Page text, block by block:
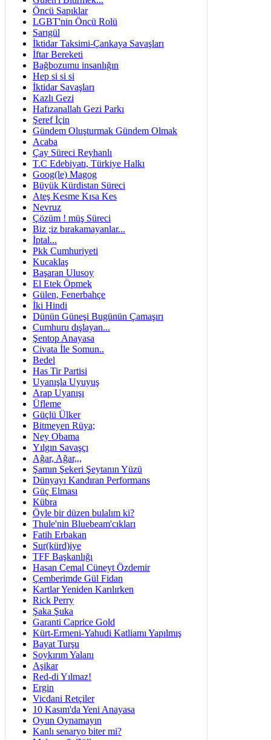
Öncü Sapıklar
LGBT'nin Öncü Rolü
Sarıgül
İktidar Taksimi-Çankaya Savaşları
İftar Bereketi
Bağbozumu insanlığın
Hep si si si
İktidar Savaşları
Kazlı Gezi
Hafızanallah Gezi Parkı
Şeref İçin
Gündem Oluşturmak Gündem Olmak
Acaba
Çay Süreci Reyhanlı
T.C Edebiyatı, Türkiye Halkı
Goog(le) Magog
Büyük Kürdistan Süreci
Ateş Kesme Kısa Kes
Nevruz
Çözüm ! müş Süreci
Biz ;iz bırakamayanlar...
İptal...
Pkk Cumhuriyeti
Kucaklaş
Başaran Ulusoy
El Etek Öpmek
Gülen, Fenerbahçe
İki Hindi
Dünün Güneşi Bugünün Çamaşırı
Cumhuru dışlayan...
Şentop Anayasa
Civata İle Somun..
Bedel
Has Tir Partisi
Uyanışla Uyuyuş
Arap Uyanışı
Üfleme
Güçlü Ülker
Bitmeyen Rüya;
Ney Obama
Yılgın Savaşçı
Ağar, Ağar,,,
Şamın Şekeri Şeytanın Yüzü
Dünyayı Kandıran Performans
Güç Elması
Kübra
Öyle bir düzen bulalım ki?
Thule'nin Bluebeam'cıkları
Fatih Erbakan
Sur(kürd)iye
TFF Başkanlığı
Hasan Cemal Cüneyt Özdemir
Çemberimde Gül Fidan
Kartlar Yeniden Karılırken
Rick Perry
Şaka Şuka
Garanti Caprice Gold
Kürt-Ermeni-Yahudi Katliamı Yapılmış
Bayat Turşu
Soykırım Yalanı
Aşikar
Red-di Yılmaz!
Ergin
Vicdani Retçiler
10 Kasım'da Yeni Anayasa
Oyun Oynamayın
Kanlı senaryo biter mi?